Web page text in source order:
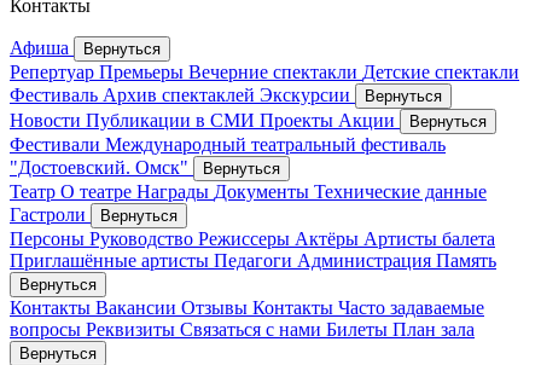
Контакты
Афиша Вернуться
Репертуар Премьеры Вечерние спектакли Детские спектакли
Фестиваль Архив спектаклей Экскурсии Вернуться
Новости Публикации в СМИ Проекты Акции Вернуться
Фестивали Международный театральный фестиваль
"Достоевский. Омск"
Вернуться
Театр О театре Награды Документы Технические данные
Гастроли
Вернуться
Персоны Руководство Режиссеры Актёры Артисты балета
Приглашённые артисты Педагоги Администрация Память
Вернуться
Контакты Вакансии Отзывы Контакты Часто задаваемые
вопросы Реквизиты Связаться с нами Билеты План зала
Вернуться